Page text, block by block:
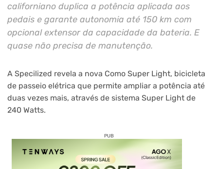
californiano duplica a potência aplicada aos
pedais e garante autonomia até 150 km com
opcional extensor da capacidade da bateria. E
quase não precisa de manutenção.
A Specilized revela a nova Como Super Light, bicicleta
de passeio elétrica que permite ampliar a potência até
duas vezes mais, através de sistema Super Light de
240 Watts.
PUB